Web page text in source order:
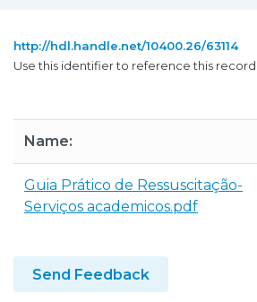
http://hdl.handle.net/10400.26/63114
Use this identifier to reference this record.
Name:
Guia Prático de Ressuscitação-
Serviços academicos.pdf
Send Feedback